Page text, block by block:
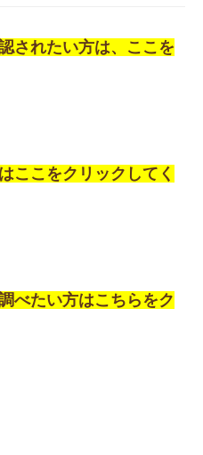
されたい方は、ここを
ここをクリックしてく
べたい方はこちらをク